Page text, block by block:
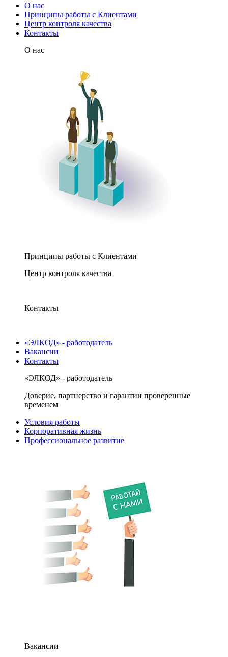
О нас
Принципы работы с Клиентами
Центр контроля качества
Контакты
О нас
Принципы работы с Клиентами
Центр контроля качества
Контакты
«ЭЛКОД» - работодатель
Вакансии
Контакты
«ЭЛКОД» - работодатель
Доверие, партнерство и гарантии проверенные
временем
Условия работы
Корпоративная жизнь
Профессиональное развитие
Вакансии